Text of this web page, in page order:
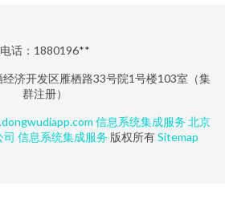
电话：1880196**
济开发区雁栖路33号院1号楼103室（集
群注册）
信息系统集成服务 北京
司 信息系统集成服务 版权所有Sitemap